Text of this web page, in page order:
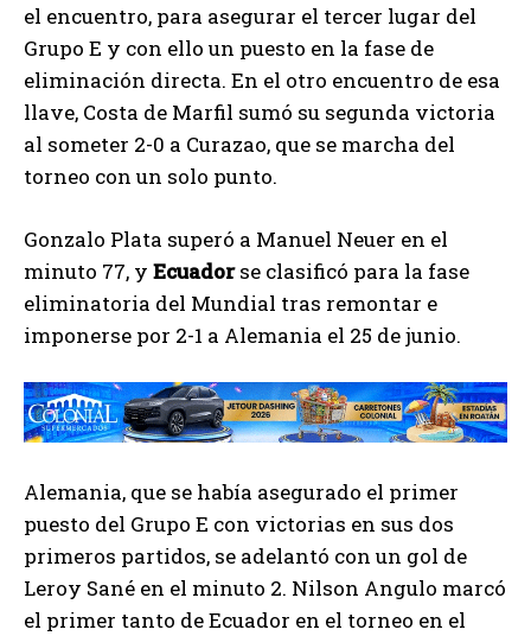
el encuentro, para asegurar el tercer lugar del
Grupo E y con ello un puesto en la fase de
eliminación directa. En el otro encuentro de esa
llave, Costa de Marfil sumó su segunda victoria
al someter 2-0 a Curazao, que se marcha del
torneo con un solo punto.
Gonzalo Plata superó a Manuel Neuer en el
minuto 77, y Ecuadorse clasificó para la fase
eliminatoria del Mundial tras remontar e
imponerse por 2-1 a Alemania el 25 de junio.
Alemania, que se había asegurado el primer
puesto del Grupo E con victorias en sus dos
primeros partidos, se adelantó con un gol de
Leroy Sané en el minuto 2. Nilson Angulo marcó
el primer tanto de Ecuador en el torneo en el